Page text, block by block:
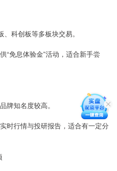
科创板等多板块交易。
“免息体验金”活动，适合新手尝
牌知名度较高。
时行情与投研报告，适合有一定分